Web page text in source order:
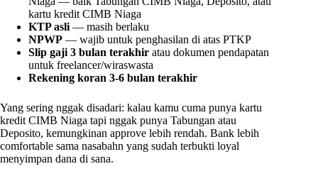
kartu kredit CIMB Niaga
KTP asli — masih berlaku
NPWP — wajib untuk penghasilan di atas PTKP
Slip gaji 3 bulan terakhir atau dokumen pendapatan
untuk freelancer/wiraswasta
Rekening koran 3-6 bulan terakhir
Yang sering nggak disadari: kalau kamu cuma punya kartu
kredit CIMB Niaga tapi nggak punya Tabungan atau
Deposito, kemungkinan approve lebih rendah. Bank lebih
comfortable sama nasabahn yang sudah terbukti loyal
menyimpan dana di sana.